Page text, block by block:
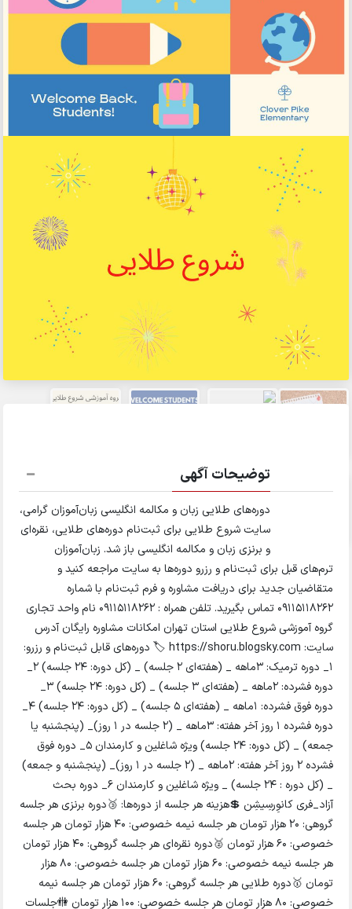
توضیحات آگهی
دوره‌های طلایی زبان و مکالمه انگلیسی زبان‌آموزان گرامی،
سایت شروع طلایی برای ثبت‌نام دوره‌های طلایی، نقره‌ای
و برنزی زبان و مکالمه انگلیسی باز شد. زبان‌آموزان
ترم‌های قبل برای ثبت‌نام و رزرو دوره‌ها به سایت مراجعه کنید و
متقاضیان جدید برای دریافت مشاوره و فرم ثبت‌نام با شماره
۰۹۱۱۵۱۱۸۲۶۲ تماس بگیرید. تلفن همراه : 09115118262 نام واحد تجاری
گروه آموزشی شروع طلایی استان تهران امکانات مشاوره رایگان آدرس
سایت: https://shoru.blogsky.com 🏷 دوره‌های قابل ثبت‌نام و رزرو:
۱_ دوره ترمیک: ۳ماهه _ (هفته‌ای ۲ جلسه) _ (کل دوره: ۲۴ جلسه) ۲_
دوره فشرده: ۲ماهه _ (هفته‌ای ۳ جلسه) _ (کل دوره: ۲۴ جلسه) ۳_
دوره فوق فشرده: ۱ماهه _ (هفته‌ای ۵ جلسه) _ (کل دوره: ۲۴ جلسه) ۴_
دوره فشرده ۱ روز آخر هفته: ۳ماهه _ (۲ جلسه در ۱ روز)_ (پنجشنبه یا
جمعه) _ (کل دوره: ۲۴ جلسه) ویژه شاغلین و کارمندان ۵_ دوره فوق
فشرده ۲ روز آخر هفته: ۲ماهه _ (۲ جلسه در ۱ روز)_ (پنجشنبه و جمعه)
_ (کل دوره : ۲۴ جلسه) _ ویژه شاغلین و کارمندان ۶_ دوره بحث
آزاد_فری کانوِرسِیشِن 💲هزینه هر جلسه از دوره‌ها: 🥉دوره برنزی هر جلسه
گروهی: ۲۰ هزار تومان هر جلسه نیمه خصوصی: ۴۰ هزار تومان هر جلسه
خصوصی: ۶۰ هزار تومان 🥈دوره نقره‌ای هر جلسه گروهی: ۴۰ هزار تومان
هر جلسه نیمه خصوصی: ۶۰ هزار تومان هر جلسه خصوصی: ۸۰ هزار
تومان 🥇دوره طلایی هر جلسه گروهی: ۶۰ هزار تومان هر جلسه نیمه
خصوصی: ۸۰ هزار تومان هر جلسه خصوصی: ۱۰۰ هزار تومان 🚻جلسات